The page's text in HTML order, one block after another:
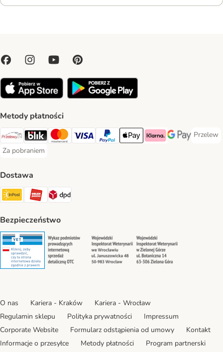
Metody płatności
Przelewy24 Payment Method
Blik Payment Method
MasterCard Payment Method
Visa Payment Method
PayPal Payment Method
Apple Pay Payment Method
Klarna Payment Method
Google Pay
Przelew
Przelew
Za pobraniem
Za pobraniem Payment Method
Dostawa
Paczkomat® Shipping Method
ORLEN Paczka Shipping Method
DPD Shipping Method
Bezpieczeństwo
Security Security Security
O nas Kariera - Kraków
Kariera - Wrocław
Regulamin sklepu
Polityka prywatności
Impressum
Corporate Website
Formularz odstąpienia od umowy
Kontakt
Informacje o przesyłce
Metody płatności
Program partnerski